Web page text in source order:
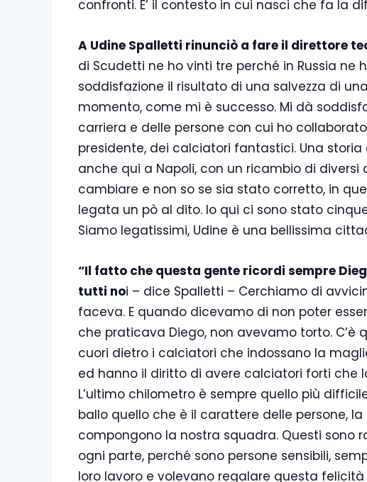
confronti. E’ il contesto in cui nasci che fa la
A Udine Spalletti rinunciò a fare il direttore
di Scudetti ne ho vinti tre perché in Russia ne
soddisfazione il risultato di una salvezza di
momento, come mi è successo. Mi dà
carriera e delle persone con cui ho
presidente, dei calciatori fantastici. Una
anche qui a Napoli, con un ricambio di
cambiare e non so se sia stato corretto, in
legata un pò al dito. Io qui ci sono stato
Siamo legatissimi, Udine è una bellissima
“Il fatto che questa gente ricordi sempre
tutti noi – dice Spalletti – Cerchiamo di
faceva. E quando dicevamo di non poter
che praticava Diego, non avevamo torto. C’è
cuori dietro i calciatori che indossano la
ed hanno il diritto di avere calciatori forti che
L’ultimo chilometro è sempre quello più
ballo quello che è il carattere delle persone,
compongono la nostra squadra. Questi sono
ogni parte, perché sono persone sensibili,
loro lavoro e volevano regalare questa